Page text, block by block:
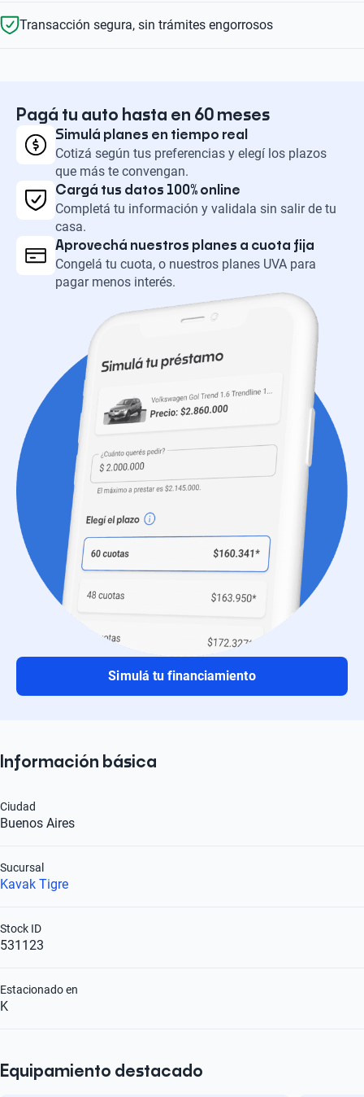
Transacción segura, sin trámites engorrosos
Pagá tu auto hasta en 60 meses
Simulá planes en tiempo real
Cotizá según tus preferencias y elegí los plazos
que más te convengan.
Cargá tus datos 100% online
Completá tu información y validala sin salir de tu
casa.
Aprovechá nuestros planes a cuota fija
Congelá tu cuota, o nuestros planes UVA para
pagar menos interés.
Simulá tu financiamiento
Información básica
Buenos Aires
Ciudad
Kavak Tigre
Sucursal
531123
Stock ID
K
Estacionado en
Equipamiento destacado